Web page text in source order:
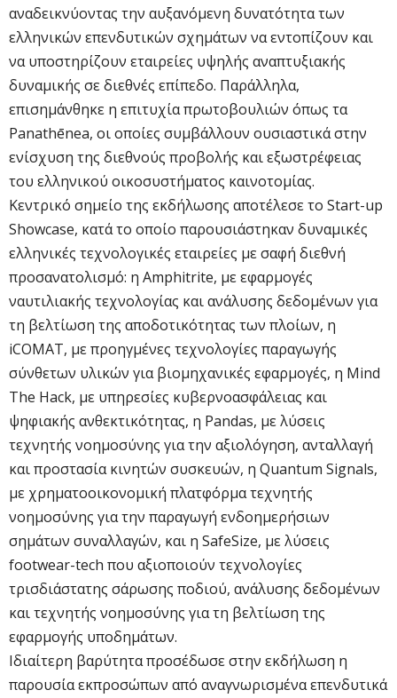
αναδεικνύοντας την αυξανόμενη δυνατότητα των
ελληνικών επενδυτικών σχημάτων να εντοπίζουν και
να υποστηρίζουν εταιρείες υψηλής αναπτυξιακής
δυναμικής σε διεθνές επίπεδο. Παράλληλα,
επισημάνθηκε η επιτυχία πρωτοβουλιών όπως τα
Panathēnea, οι οποίες συμβάλλουν ουσιαστικά στην
ενίσχυση της διεθνούς προβολής και εξωστρέφειας
του ελληνικού οικοσυστήματος καινοτομίας.
Κεντρικό σημείο της εκδήλωσης αποτέλεσε το Start-up
Showcase, κατά το οποίο παρουσιάστηκαν δυναμικές
ελληνικές τεχνολογικές εταιρείες με σαφή διεθνή
προσανατολισμό: η Amphitrite, με εφαρμογές
ναυτιλιακής τεχνολογίας και ανάλυσης δεδομένων για
τη βελτίωση της αποδοτικότητας των πλοίων, η
iCOMAT, με προηγμένες τεχνολογίες παραγωγής
σύνθετων υλικών για βιομηχανικές εφαρμογές, η Mind
The Hack, με υπηρεσίες κυβερνοασφάλειας και
ψηφιακής ανθεκτικότητας, η Pandas, με λύσεις
τεχνητής νοημοσύνης για την αξιολόγηση, ανταλλαγή
και προστασία κινητών συσκευών, η Quantum Signals,
με χρηματοοικονομική πλατφόρμα τεχνητής
νοημοσύνης για την παραγωγή ενδοημερήσιων
σημάτων συναλλαγών, και η SafeSize, με λύσεις
footwear-tech που αξιοποιούν τεχνολογίες
τρισδιάστατης σάρωσης ποδιού, ανάλυσης δεδομένων
και τεχνητής νοημοσύνης για τη βελτίωση της
εφαρμογής υποδημάτων.
Ιδιαίτερη βαρύτητα προσέδωσε στην εκδήλωση η
παρουσία εκπροσώπων από αναγνωρισμένα επενδυτικά